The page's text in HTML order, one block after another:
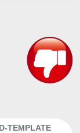
TEMPLATE